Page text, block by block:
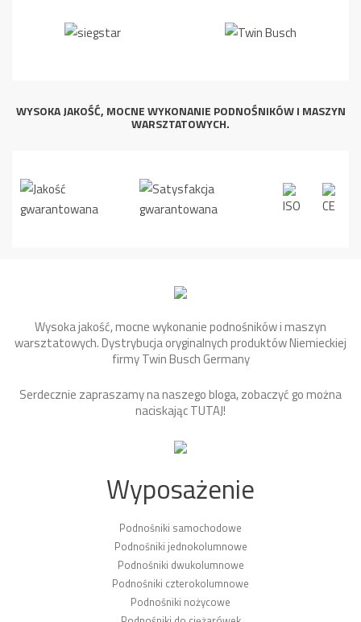
WYSOKA JAKOŚĆ, MOCNE WYKONANIE PODNOŚNIKÓW I MASZYN
WARSZTATOWYCH.
Wysoka jakość, mocne wykonanie podnośników i maszyn
warsztatowych. Dystrybucja oryginalnych produktów Niemieckiej
firmy Twin Busch Germany
Serdecznie zapraszamy na naszego bloga, zobaczyć go można
naciskającTUTAJ!
Wyposażenie
Podnośniki samochodowe
Podnośniki jednokolumnowe
Podnośniki dwukolumnowe
Podnośniki czterokolumnowe
Podnośniki nożycowe